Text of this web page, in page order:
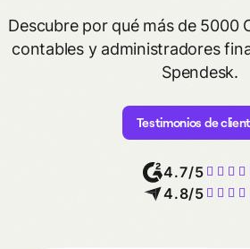
Descubre por qué más de 5000
contables y administradores
Spendesk.
Testimonios de
4.7/5
4.8/5